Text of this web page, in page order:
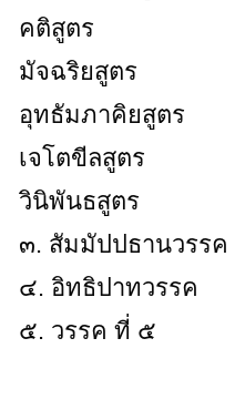
คติสูตร
มัจฉริยสูตร
อุทธัมภาคิยสูตร
เจโตขีลสูตร
วินิพันธสูตร
๓. สัมมัปปธานวรรค
๔. อิทธิปาทวรรค
๕. วรรค ที่ ๕